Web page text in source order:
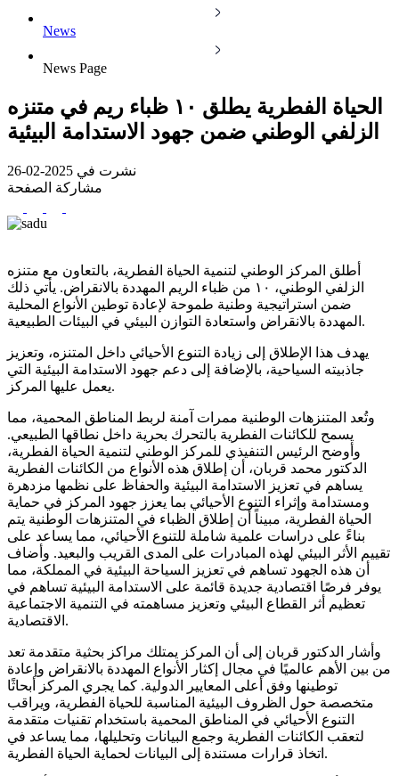
News
News Page
الحياة الفطرية يطلق ١٠ ظباء ريم في متنزه
الزلفي الوطني ضمن جهود الاستدامة البيئية
نشرت في 2025-02-26
مشاركة الصفحة
أطلق المركز الوطني لتنمية الحياة الفطرية، بالتعاون مع متنزه
الزلفي الوطني، ١٠ من ظباء الريم المهددة بالانقراض. يأتي ذلك
ضمن استراتيجية وطنية طموحة لإعادة توطين الأنواع المحلية
المهددة بالانقراض واستعادة التوازن البيئي في البيئات الطبيعية.
يهدف هذا الإطلاق إلى زيادة التنوع الأحيائي داخل المتنزه، وتعزيز
جاذبيته السياحية، بالإضافة إلى دعم جهود الاستدامة البيئية التي
يعمل عليها المركز.
وتُعد المتنزهات الوطنية ممرات آمنة لربط المناطق المحمية، مما
يسمح للكائنات الفطرية بالتحرك بحرية داخل نطاقها الطبيعي.
وأوضح الرئيس التنفيذي للمركز الوطني لتنمية الحياة الفطرية،
الدكتور محمد قربان، أن إطلاق هذه الأنواع من الكائنات الفطرية
يساهم في تعزيز الاستدامة البيئية والحفاظ على نظمها مزدهرة
ومستدامة وإثراء التنوع الأحيائي بما يعزز جهود المركز في حماية
الحياة الفطرية، مبيناً أن إطلاق الظباء في المتنزهات الوطنية يتم
بناءً على دراسات علمية شاملة للتنوع الأحيائي، مما يساعد على
تقييم الأثر البيئي لهذه المبادرات على المدى القريب والبعيد. وأضاف
أن هذه الجهود تساهم في تعزيز السياحة البيئية في المملكة، مما
يوفر فرصًا اقتصادية جديدة قائمة على الاستدامة البيئية تساهم في
تعظيم أثر القطاع البيئي وتعزيز مساهمته في التنمية الاجتماعية
الاقتصادية.
وأشار الدكتور قربان إلى أن المركز يمتلك مراكز بحثية متقدمة تعد
من بين الأهم عالميًا في مجال إكثار الأنواع المهددة بالانقراض وإعادة
توطينها وفق أعلى المعايير الدولية. كما يجري المركز أبحاثًا
متخصصة حول الظروف البيئية المناسبة للحياة الفطرية، ويراقب
التنوع الأحيائي في المناطق المحمية باستخدام تقنيات متقدمة
لتعقب الكائنات الفطرية وجمع البيانات وتحليلها، مما يساعد في
اتخاذ قرارات مستندة إلى البيانات لحماية الحياة الفطرية.